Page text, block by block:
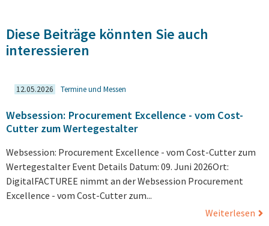
Diese Beiträge könnten Sie auch
interessieren
12.05.2026 Termine und Messen
Websession: Procurement Excellence - vom Cost-
Cutter zum Wertegestalter
Websession: Procurement Excellence - vom Cost-Cutter zum
Wertegestalter Event Details Datum: 09. Juni 2026Ort:
DigitalFACTUREE nimmt an der Websession Procurement
Excellence - vom Cost-Cutter zum...
Weiterlesen